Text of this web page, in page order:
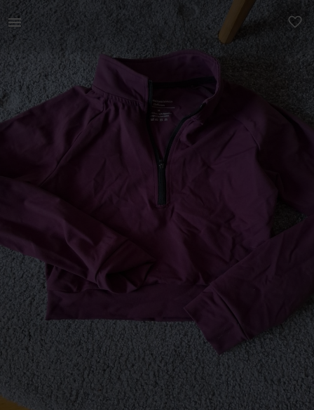
Naistele | Luminescence Collection (longsleeve zip | YAGA